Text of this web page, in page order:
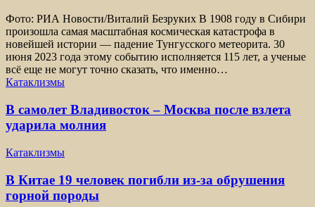
Фото: РИА Новости/Виталий Безруких В 1908 году в Сибири
произошла самая масштабная космическая катастрофа в
новейшей истории — падение Тунгусского метеорита. 30
июня 2023 года этому событию исполняется 115 лет, а ученые
всё еще не могут точно сказать, что именно…
Катаклизмы
В самолет Владивосток – Москва после взлета
ударила молния
Катаклизмы
В Китае 19 человек погибли из-за обрушения
горной породы